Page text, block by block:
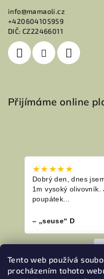
Tento web používá
procházením tohoto
info@mamaoli.cz
+420604105959
DIČ: CZ22466011
Přijímáme online
★★★★★
Dobrý den, dnes
1m vysoký olivovník.
poupátek...
– „seuse“ D
◀